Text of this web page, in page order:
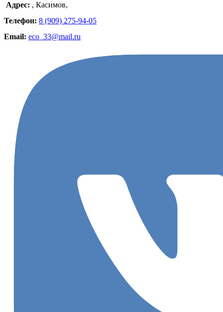
Адрес: , Касимов,
Телефон: 8 (909) 275-94-05
Email: eco_33@mail.ru